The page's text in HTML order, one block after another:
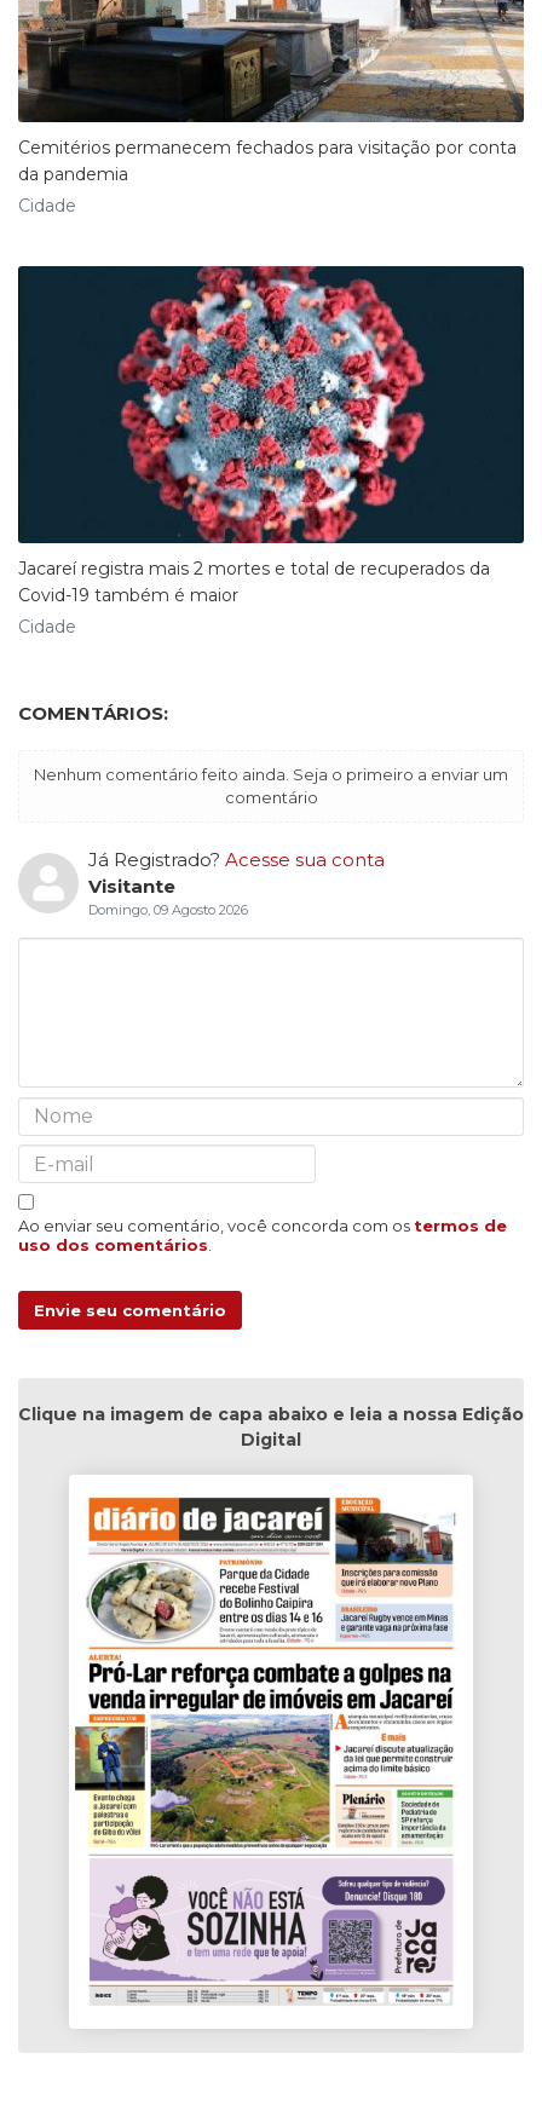
Cemitérios permanecem fechados para visitação por conta
da pandemia
Cidade
Jacareí registra mais 2 mortes e total de recuperados da
Covid-19 também é maior
Cidade
COMENTÁRIOS:
Nenhum comentário feito ainda. Seja o primeiro a enviar um
comentário
Já Registrado? Acesse sua conta
Visitante
Domingo, 09 Agosto 2026
Ao enviar seu comentário, você concorda com os termos de
uso dos comentários
Envie seu comentário
Clique na imagem de capa abaixo e leia a nossa Edição
Digital